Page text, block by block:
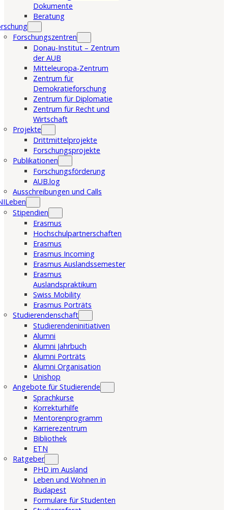
Dokumente
Beratung
Forschungszentren
Donau-Institut – Zentrum
der AUB
Mitteleuropa-Zentrum
Zentrum für
Demokratieforschung
Zentrum für Diplomatie
Zentrum für Recht und
Wirtschaft
Projekte
Drittmittelprojekte
Forschungsprojekte
Publikationen
Forschungsförderung
AUB.log
Ausschreibungen und Calls
Stipendien
Erasmus
Hochschulpartnerschaften
Erasmus
Erasmus Incoming
Erasmus Auslandssemester
Erasmus
Auslandspraktikum
Swiss Mobility
Erasmus Porträts
Studierendenschaft
Studierendeninitiativen
Alumni
Alumni Jahrbuch
Alumni Porträts
Alumni Organisation
Unishop
Angebote für Studierende
Sprachkurse
Korrekturhilfe
Mentorenprogramm
Karrierezentrum
Bibliothek
ETN
Ratgeber
PHD im Ausland
Leben und Wohnen in
Budapest
Formulare für Studenten